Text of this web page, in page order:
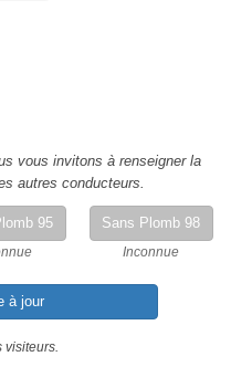
vous invitons à renseigner la
autres conducteurs.
95 Sans Plomb 98
Inconnue
à jour